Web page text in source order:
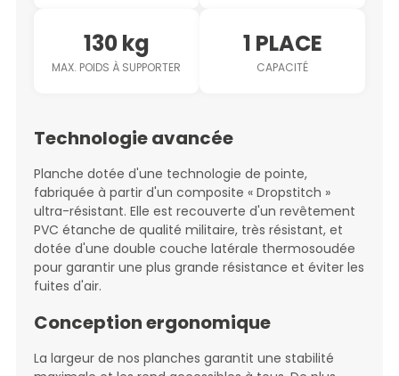
130 kg
MAX. POIDS À SUPPORTER
1 PLACE
CAPACITÉ
Technologie avancée
Planche dotée d'une technologie de pointe,
fabriquée à partir d'un composite « Dropstitch »
ultra-résistant. Elle est recouverte d'un revêtement
PVC étanche de qualité militaire, très résistant, et
dotée d'une double couche latérale thermosoudée
pour garantir une plus grande résistance et éviter les
fuites d'air.
Conception ergonomique
La largeur de nos planches garantit une stabilité